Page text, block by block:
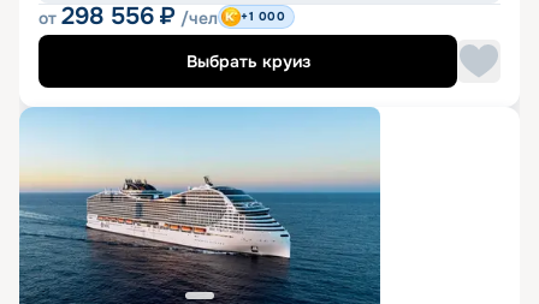
от 298 556 ₽ /чел +1 000
Выбрать круиз